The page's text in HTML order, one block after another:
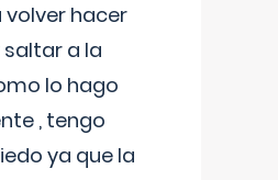
volver hacer
a la
lo hago
, tengo
ya que la